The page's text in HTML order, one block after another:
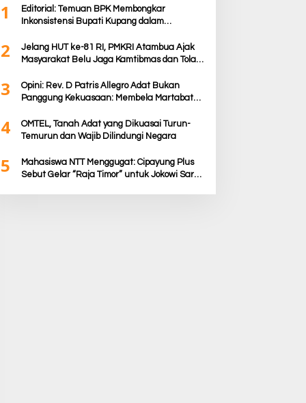
1
Editorial: Temuan BPK Membongkar
Inkonsistensi Bupati Kupang dalam
2
Jelang HUT ke-81 RI, PMKRI Atambua Ajak
Masyarakat Belu Jaga Kamtibmas dan Tolak
3
Opini: Rev. D Patris Allegro Adat Bukan
Panggung Kekuasaan: Membela Martabat
4
OMTEL, Tanah Adat yang Dikuasai Turun-
Temurun dan Wajib Dilindungi Negara
5
Mahasiswa NTT Menggugat: Cipayung Plus
Sebut Gelar “Raja Timor” untuk Jokowi Sarat